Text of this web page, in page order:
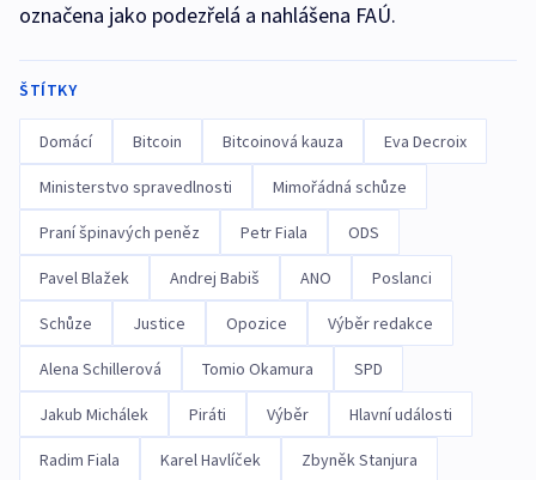
označena jako podezřelá a nahlášena FAÚ.
ŠTÍTKY
Domácí Bitcoin Bitcoinová kauza Eva Decroix
Ministerstvo spravedlnosti Mimořádná schůze
Praní špinavých peněz Petr Fiala ODS
Pavel Blažek Andrej Babiš ANO Poslanci
Schůze Justice Opozice Výběr redakce
Alena Schillerová Tomio Okamura SPD
Jakub Michálek Piráti Výběr Hlavní události
Radim Fiala Karel Havlíček Zbyněk Stanjura